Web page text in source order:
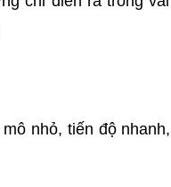
nhỏ, tiến độ